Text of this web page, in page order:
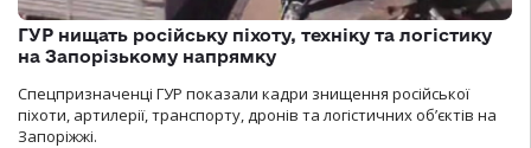
ГУР нищать російську піхоту, техніку та логістику
на Запорізькому напрямку
Спецпризначенці ГУР показали кадри знищення російської
піхоти, артилерії, транспорту, дронів та логістичних об’єктів на
Запоріжжі.